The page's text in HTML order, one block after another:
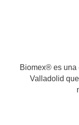
Biomex® es una
Valladolid